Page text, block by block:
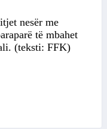
nesër me
të mbahet
(teksti: FFK)